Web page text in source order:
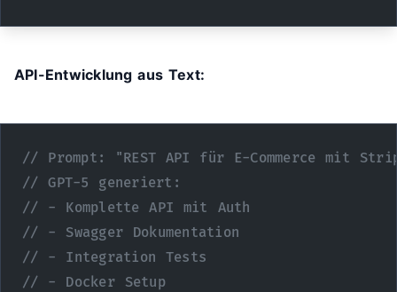
API-Entwicklung aus Text:
// Prompt: "REST API für E-Commerce mit
// GPT-5 generiert:
// - Komplette API mit Auth
// - Swagger Dokumentation
// - Integration Tests
// - Docker Setup